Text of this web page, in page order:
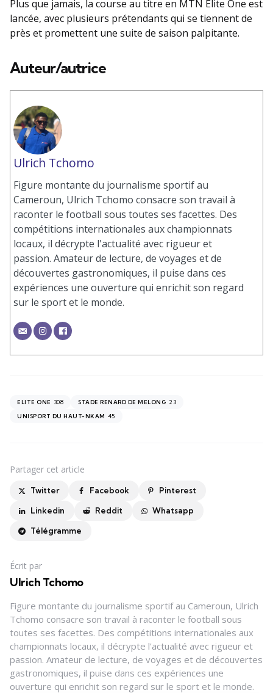
Plus que jamais, la course au titre en MTN Élite One est
lancée, avec plusieurs prétendants qui se tiennent de
près et promettent une suite de saison palpitante.
Auteur/autrice
Ulrich Tchomo
Figure montante du journalisme sportif au
Cameroun, Ulrich Tchomo consacre son travail à
raconter le football sous toutes ses facettes. Des
compétitions internationales aux championnats
locaux, il décrypte l'actualité avec rigueur et
passion. Amateur de lecture, de voyages et de
découvertes gastronomiques, il puise dans ces
expériences une ouverture qui enrichit son regard
sur le sport et le monde.
ELITE ONE 308 STADE RENARD DE MELONG 23
UNISPORT DU HAUT-NKAM 45
Partager cet article
Twitter Facebook Pinterest
Linkedin Reddit Whatsapp
Télégramme
Écrit par
Ulrich Tchomo
Figure montante du journalisme sportif au Cameroun, Ulrich
Tchomo consacre son travail à raconter le football sous
toutes ses facettes. Des compétitions internationales aux
championnats locaux, il décrypte l'actualité avec rigueur et
passion. Amateur de lecture, de voyages et de découvertes
gastronomiques, il puise dans ces expériences une
ouverture qui enrichit son regard sur le sport et le monde.